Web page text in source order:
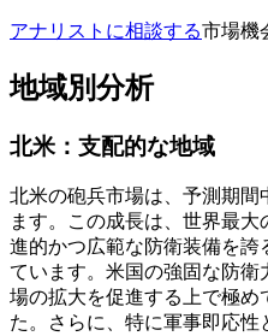
アナリストに相談する市場機
地域別分析
北米：支配的な地域
北米の砲兵市場は、予測期
ます。この成長は、世界最
進的かつ広範な防衛装備を
ています。米国の強固な防
場の拡大を促進する上で極め
た。さらに、特に軍事即応